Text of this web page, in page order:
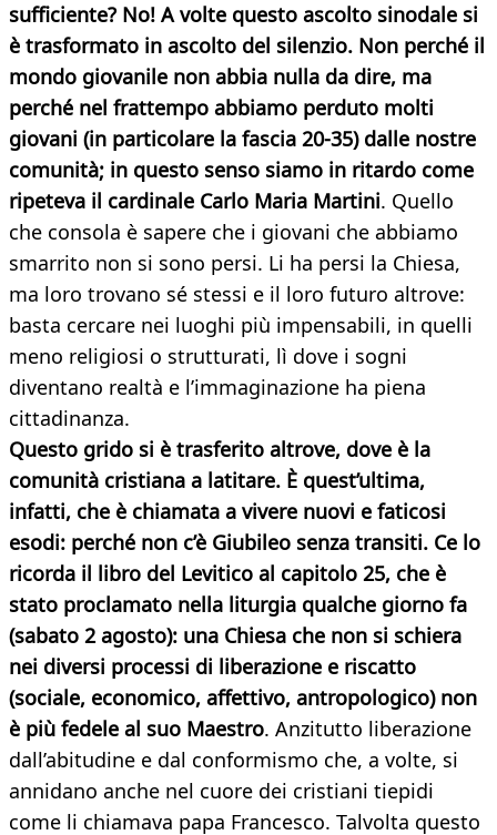
sufficiente? No! A volte questo ascolto sinodale si
è trasformato in ascolto del silenzio. Non perché il
mondo giovanile non abbia nulla da dire, ma
perché nel frattempo abbiamo perduto molti
giovani (in particolare la fascia 20-35) dalle nostre
comunità; in questo senso siamo in ritardo come
ripeteva il cardinale Carlo Maria Martini. Quello
che consola è sapere che i giovani che abbiamo
smarrito non si sono persi. Li ha persi la Chiesa,
ma loro trovano sé stessi e il loro futuro altrove:
basta cercare nei luoghi più impensabili, in quelli
meno religiosi o strutturati, lì dove i sogni
diventano realtà e l’immaginazione ha piena
cittadinanza.
Questo grido si è trasferito altrove, dove è la
comunità cristiana a latitare. È quest’ultima,
infatti, che è chiamata a vivere nuovi e faticosi
esodi: perché non c’è Giubileo senza transiti. Ce lo
ricorda il libro del Levitico al capitolo 25, che è
stato proclamato nella liturgia qualche giorno fa
(sabato 2 agosto): una Chiesa che non si schiera
nei diversi processi di liberazione e riscatto
(sociale, economico, affettivo, antropologico) non
è più fedele al suo Maestro. Anzitutto liberazione
dall’abitudine e dal conformismo che, a volte, si
annidano anche nel cuore dei cristiani tiepidi
come li chiamava papa Francesco. Talvolta questo